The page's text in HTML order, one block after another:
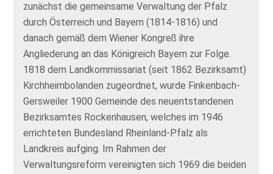
zunächst die gemeinsame Verwaltung der Pfalz
durch Österreich und Bayern (1814-1816) und
danach gemäß dem Wiener Kongreß ihre
Angliederung an das Königreich Bayern zur Folge.
1818 dem Landkommissariat (seit 1862 Bezirksamt)
Kirchheimbolanden zugeordnet, wurde Finkenbach-
Gersweiler 1900 Gemeinde des neuentstandenen
Bezirksamtes Rockenhausen, welches im 1946
errichteten Bundesland Rheinland-Pfalz als
Landkreis aufging. Im Rahmen der
Verwaltungsreform vereinigten sich 1969 die beiden